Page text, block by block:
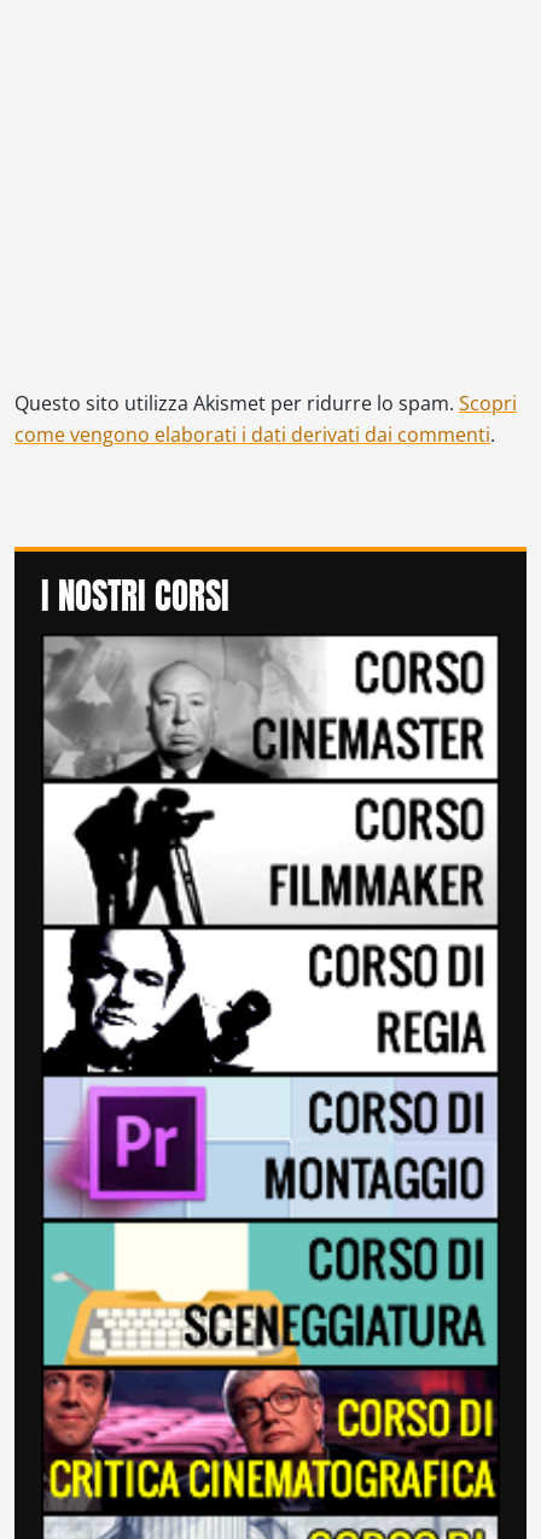
Questo sito utilizza Akismet per ridurre lo spam. Scopri
come vengono elaborati i dati derivati dai commenti.
I NOSTRI CORSI